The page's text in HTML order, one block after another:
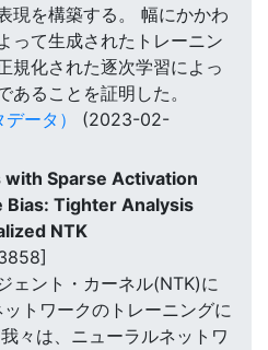
現を構築する。 幅にかかわ
って生成されたトレーニン
規化された逐次学習によっ
あることを証明した。
ータ）
(2023-02-
Sparse Activation
Bias: Tighter Analysis
NTK
ェント・カーネル(NTK)に
トワークのトレーニングに
々は、ニューラルネットワ